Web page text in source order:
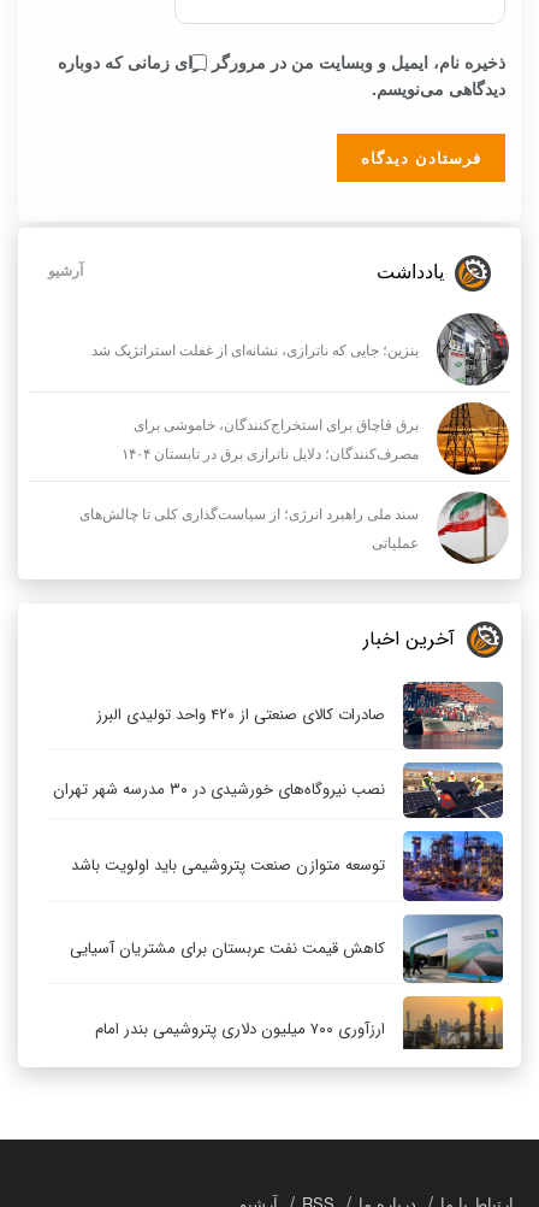
ذخیره نام، ایمیل و وبسایت من در مرورگر برای زمانی که دوباره
دیدگاهی می‌نویسم.
یادداشت آرشیو
بنزین؛ جایی که ناترازی، نشانه‌ای از غفلت استراتژیک شد
برق قاچاق برای استخراج‌کنندگان، خاموشی برای
مصرف‌کنندگان؛ دلایل ناترازی برق در تابستان ۱۴۰۴
سند ملی راهبرد انرژی؛ از سیاست‌گذاری کلی تا چالش‌های
عملیاتی
آخرین اخبار
صادرات کالای صنعتی از ۴۲۰ واحد تولیدی البرز
نصب نیروگاه‌های خورشیدی در ۳۰ مدرسه شهر تهران
توسعه متوازن صنعت پتروشیمی باید اولویت باشد
کاهش قیمت نفت عربستان برای مشتریان آسیایی
ارزآوری ۷۰۰ میلیون دلاری پتروشیمی بندر امام